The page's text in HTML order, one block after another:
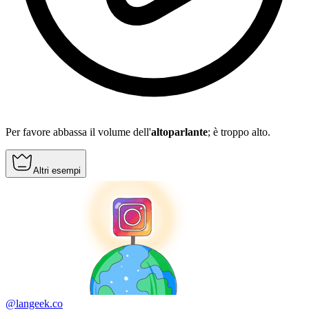
Per favore abbassa il volume dell'altoparlante; è troppo alto.
Altri esempi
@langeek.co